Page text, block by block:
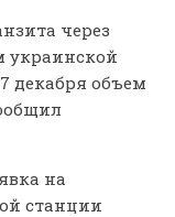
через
украинской
декабря объем
на
станции